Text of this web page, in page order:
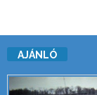
AJÁNLÓ